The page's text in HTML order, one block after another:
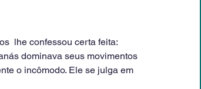
lhe confessou certa feita:
dominava seus movimentos
o incômodo. Ele se julga em